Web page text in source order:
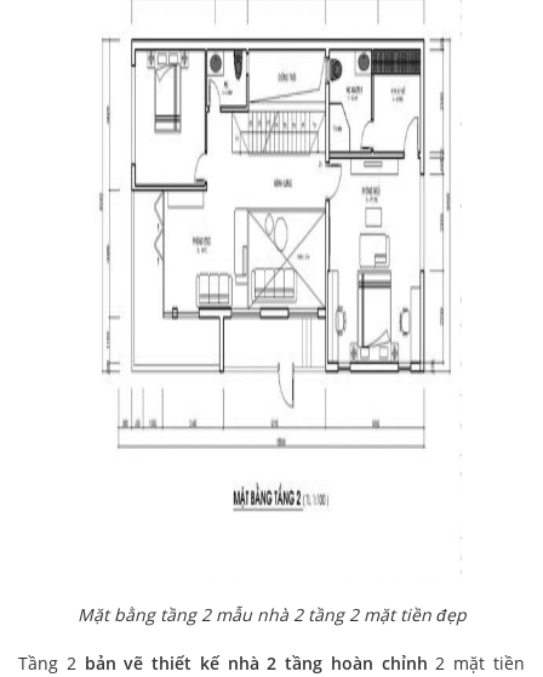
Mặt bằng tầng 2 mẫu nhà 2 tầng 2 mặt tiền đẹp
Tầng 2 bản vẽ thiết kế nhà 2 tầng hoàn chỉnh 2 mặt tiền